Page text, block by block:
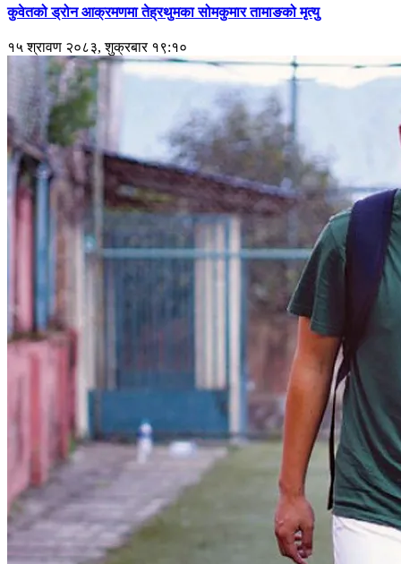
कुवेतको ड्रोन आक्रमणमा तेह्रथुमका सोमकुमार तामाङको मृत्यु
१५ श्रावण २०८३, शुक्रबार १९:१०